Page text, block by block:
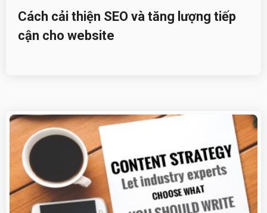
Cách cải thiện SEO và tăng lượng tiếp
cận cho website